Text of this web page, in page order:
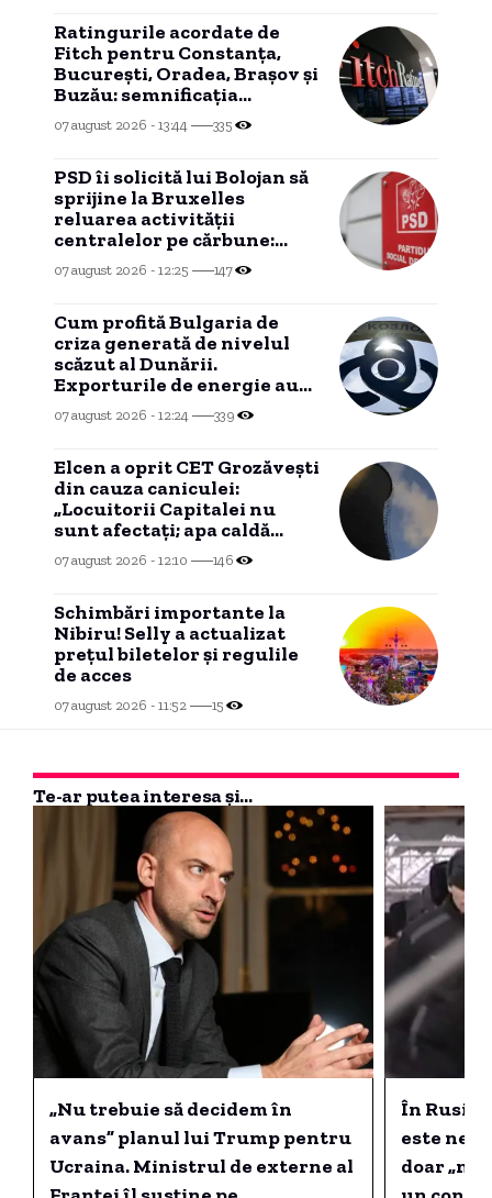
Ratingurile acordate de
Fitch pentru Constanța,
București, Oradea, Brașov și
Buzău: semnificația
acestora și relația cu
ratingul de țară.
07 august 2026 - 13:44 335
PSD îi solicită lui Bolojan să
sprijine la Bruxelles
reluarea activității
centralelor pe cărbune:
„România nu poate fi lăsată
în întuneric”
07 august 2026 - 12:25 147
Cum profită Bulgaria de
criza generată de nivelul
scăzut al Dunării.
Exporturile de energie au
atins niveluri record.
07 august 2026 - 12:24 339
Elcen a oprit CET Grozăveşti
din cauza caniculei:
„Locuitorii Capitalei nu
sunt afectați; apa caldă
menajeră este asigurată”
07 august 2026 - 12:10 146
Schimbări importante la
Nibiru! Selly a actualizat
prețul biletelor și regulile
de acces
07 august 2026 - 11:52 15
Te-ar putea interesa și...
„Nu trebuie să decidem în
avans” planul lui Trump pentru
Ucraina. Ministrul de externe al
În
este
doar